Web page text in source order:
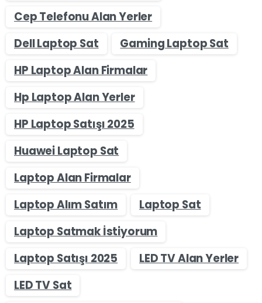
Cep Telefonu Alan Yerler
Dell Laptop Sat
Gaming Laptop Sat
HP Laptop Alan Firmalar
Hp Laptop Alan Yerler
HP Laptop Satışı 2025
Huawei Laptop Sat
Laptop Alan Firmalar
Laptop Alım Satım
Laptop Sat
Laptop Satmak İstiyorum
Laptop Satışı 2025
LED TV Alan Yerler
LED TV Sat